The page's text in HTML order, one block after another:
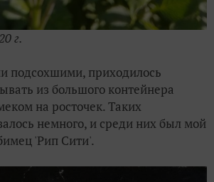
г.
подсохшими, приходилось
из большого контейнера
на росточек. Таких
немного, и среди них был мой
'Рип Сити'.